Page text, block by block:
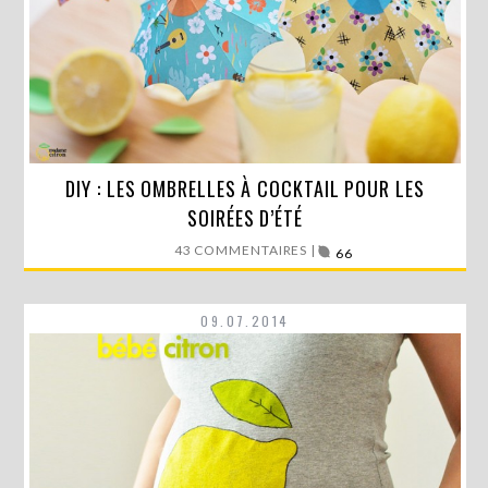
Aujourd’hui, nous allons mettre à l’honneur nos longues
soirées d’été…
LIRE LA SUITE
DIY : LES OMBRELLES À COCKTAIL POUR LES
SOIRÉES D’ÉTÉ
43 COMMENTAIRES | 66
09.07.2014